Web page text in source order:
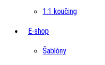
1:1 koučing
E-shop
Šablóny